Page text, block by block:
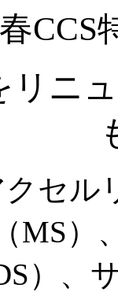
リニ
セル
MS）
）、